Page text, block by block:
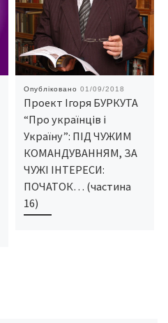
Опубліковано 01/09/2018
Проект Ігоря БУРКУТА
“Про українців і
Україну”: ПІД ЧУЖИМ
КОМАНДУВАННЯМ, ЗА
ЧУЖІ ІНТЕРЕСИ:
ПОЧАТОК… (частина
16)